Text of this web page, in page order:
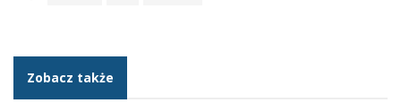
Zobacz także